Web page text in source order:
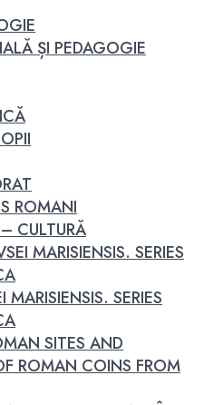
ȘI PEDAGOGIE
ROMANI
CULTURĂ
MARISIENSIS. SERIES
SERIES
SITES AND
ROMAN COINS FROM